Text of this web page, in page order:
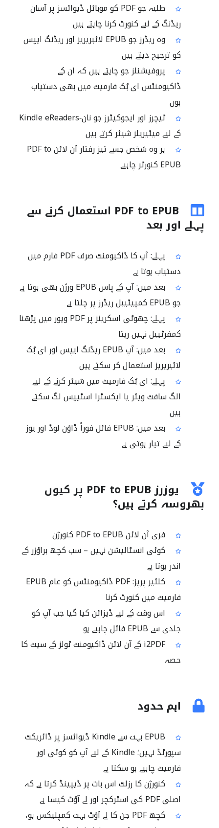
طلبہ جو PDF کو موبائل ڈیوائسز پر آسان
ریڈنگ کے لیے کنورٹ کرنا چاہتے ہیں
وہ ریڈرز جو EPUB لائبریریز اور ریڈنگ ایپس
کو ترجیح دیتے ہیں
پروفیشنلز جو چاہتے ہیں کہ ان کے
ڈاکیومنٹس ای بُک فارمیٹ میں بھی دستیاب
ہوں
ٹیچرز اور ایجوکیٹرز جو نان‑Kindle eReaders
کے لیے میٹیریلز شیئر کرتے ہیں
ہر وہ شخص جسے تیز رفتار آن لائن PDF to
EPUB کنورٹر چاہیے
PDF to EPUB استعمال کرنے سے
پہلے اور بعد
پہلے: آپ کا ڈاکیومنٹ صرف PDF فارم میں
دستیاب ہوتا ہے
بعد میں: آپ کے پاس EPUB ورژن بھی ہوتا ہے
جو EPUB کمپیٹیبل ریڈرز پر چلتا ہے
پہلے: چھوٹی اسکرینز پر PDF ویور میں پڑھنا
کمفرٹیبل نہیں رہتا
بعد میں: آپ EPUB ریڈنگ ایپس اور ای بُک
لائبریریز استعمال کر سکتے ہیں
پہلے: ای بُک فارمیٹ میں شیئر کرنے کے لیے
الگ سافٹ ویئر یا ایکسٹرا اسٹیپس لگ سکتے
ہیں
بعد میں: EPUB فائل فوراً ڈاؤن لوڈ اور یوز
کے لیے تیار ہوتی ہے
یوزرز PDF to EPUB پر کیوں
بھروسہ کرتے ہیں؟
فری آن لائن PDF to EPUB کنورژن
کوئی انسٹالیشن نہیں – سب کچھ براؤزر کے
اندر ہوتا ہے
کلئیر پرپز: PDF ڈاکیومنٹس کو عام EPUB
فارمیٹ میں کنورٹ کرنا
اس وقت کے لیے ڈیزائن کیا گیا جب آپ کو
جلدی سے EPUB فائل چاہیے ہو
i2PDF کے آن لائن ڈاکیومنٹ ٹولز کے سیٹ کا
حصہ
اہم حدود
EPUB بہت سے Kindle ڈیوائسز پر ڈائریکٹ
سپورٹڈ نہیں؛ Kindle کے لیے آپ کو کوئی اور
فارمیٹ چاہیے ہو سکتا ہے
کنورژن کا رزلٹ اس بات پر ڈیپینڈ کرتا ہے کہ
اصلی PDF کی اسٹرکچر اور لے آؤٹ کیسا ہے
کچھ PDF جن کا لے آؤٹ بہت کمپلیکس ہو،